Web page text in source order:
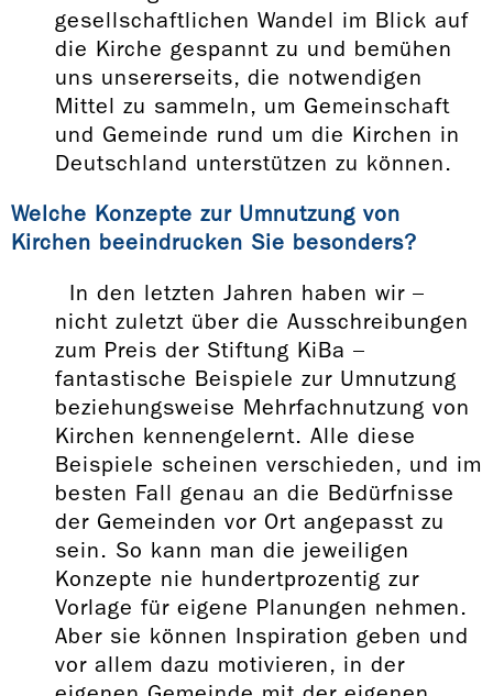
gesellschaftlichen Wandel im Blick auf
die Kirche gespannt zu und bemühen
uns unsererseits, die notwendigen
Mittel zu sammeln, um Gemeinschaft
und Gemeinde rund um die Kirchen in
Deutschland unterstützen zu können.
Welche Konzepte zur Umnutzung von
Kirchen beeindrucken Sie besonders?
In den letzten Jahren haben wir –
nicht zuletzt über die Ausschreibungen
zum Preis der Stiftung KiBa –
fantastische Beispiele zur Umnutzung
beziehungsweise Mehrfachnutzung von
Kirchen kennengelernt. Alle diese
Beispiele scheinen verschieden, und im
besten Fall genau an die Bedürfnisse
der Gemeinden vor Ort angepasst zu
sein. So kann man die jeweiligen
Konzepte nie hundertprozentig zur
Vorlage für eigene Planungen nehmen.
Aber sie können Inspiration geben und
vor allem dazu motivieren, in der